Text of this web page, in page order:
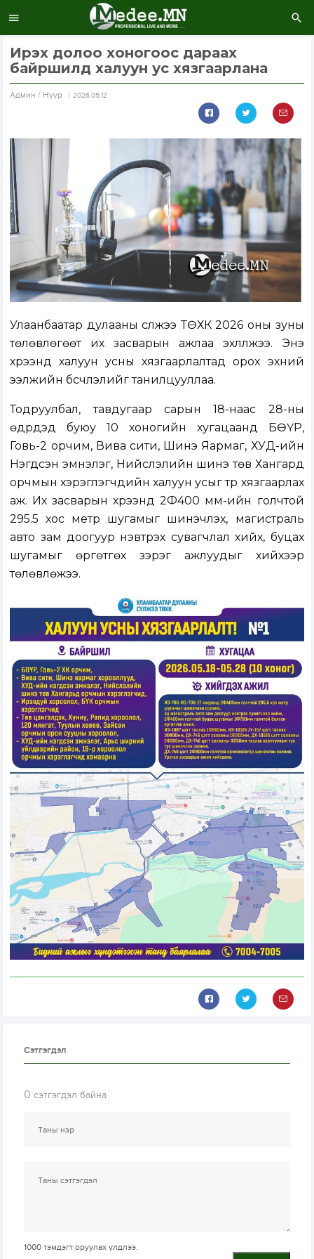
Ирэх долоо хоногоос дараах
байршилд халуун ус хязгаарлана
Aдмин / Нүүр 2026.05.12
Улаанбаатар дулааны сүлжээ ТӨХК 2026 оны зуны
төлөвлөгөөт их засварын ажлаа эхлүүлжээ. Энэ
хүрээнд халуун усны хязгаарлалтад орох эхний
ээлжийн бүсчлэлийг танилцууллаа.
Тодруулбал, тавдугаар сарын 18-наас 28-ны
өдрүүдэд буюу 10 хоногийн хугацаанд БӨҮР,
Говь-2 орчим, Вива сити, Шинэ Яармаг, ХУД-ийн
Нэгдсэн эмнэлэг, Нийслэлийн шинэ төв Хангард
орчмын хэрэглэгчдийн халуун усыг түр хязгаарлах
аж. Их засварын хүрээнд 2Ф400 мм-ийн голчтой
295.5 хос метр шугамыг шинэчлэх, магистраль
авто зам доогуур нэвтрэх сувагчлал хийх, буцах
шугамыг өргөтгөх зэрэг ажлуудыг хийхээр
төлөвлөжээ.
Сэтгэгдэл
0 сэтгэгдэл байна
1000 тэмдэгт оруулах үлдлээ.